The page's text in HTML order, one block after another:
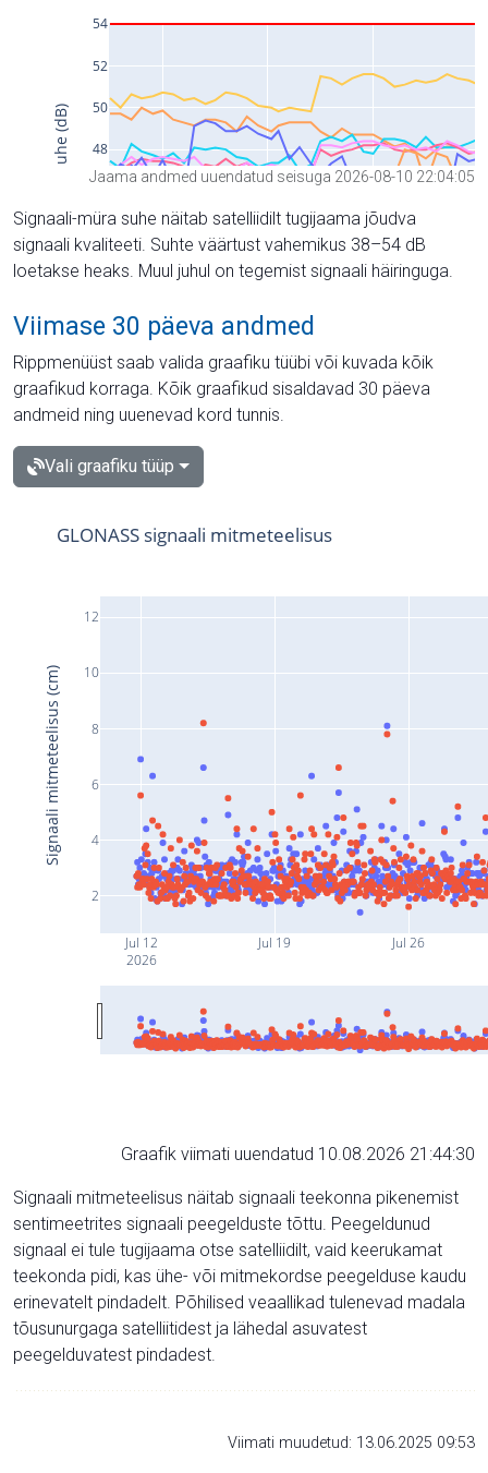
Jaama andmed uuendatud seisuga 2026-08-10 22:04:05
Signaali-müra suhe näitab satelliidilt tugijaama jõudva
signaali kvaliteeti. Suhte väärtust vahemikus 38–54 dB
loetakse heaks. Muul juhul on tegemist signaali häiringuga.
Viimase 30 päeva andmed
Rippmenüüst saab valida graafiku tüübi või kuvada kõik
graafikud korraga. Kõik graafikud sisaldavad 30 päeva
andmeid ning uuenevad kord tunnis.
Vali graafiku tüüp
Jul 12
2026
Jul 19 Jul 26
2
4
6
8
10
12
GLONASS signaali mitmeteelisus
Signaali mitmeteelisus (cm)
Graafik viimati uuendatud 10.08.2026 21:44:30
Signaali mitmeteelisus näitab signaali teekonna pikenemist
sentimeetrites signaali peegelduste tõttu. Peegeldunud
signaal ei tule tugijaama otse satelliidilt, vaid keerukamat
teekonda pidi, kas ühe- või mitmekordse peegelduse kaudu
erinevatelt pindadelt. Põhilised veaallikad tulenevad madala
tõusunurgaga satelliitidest ja lähedal asuvatest
peegelduvatest pindadest.
Viimati muudetud: 13.06.2025 09:53